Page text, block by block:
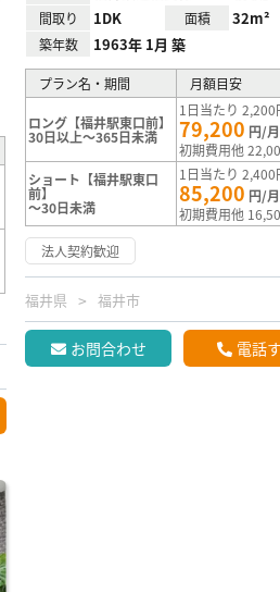
間取り 1DK 面積 32m²
築年数 1963年 1月 築
プラン名・期間 月額目安
ロング【福井駅東口前】
30日以上～365日未満
1日当たり 2,200
79,200 円/
初期費用他
ショート【福井駅東口
前】
～30日未満
1日当たり 2,400
85,200 円/
初期費用他
法人契約歓迎
福井県 福井市
お問合わせ 電話